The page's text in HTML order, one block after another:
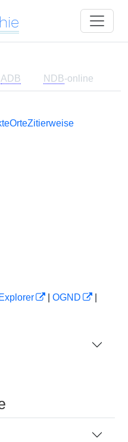
ADB NDB-online
OrteZitierweise
OGND